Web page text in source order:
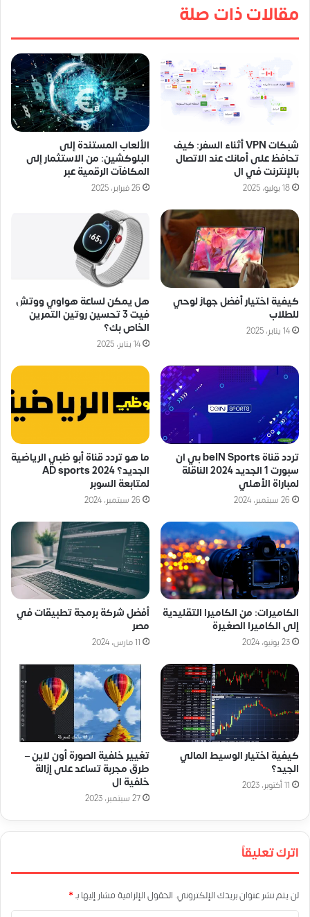
مقالات ذات صلة
شبكات VPN أثناء السفر: كيف
تحافظ على أمانك عند الاتصال
بالإنترنت في ال
18 يوليو، 2025
الألعاب المستندة إلى
البلوكشين: من الاستثمار إلى
المكافآت الرقمية عبر
26 فبراير، 2025
كيفية اختيار أفضل جهاز لوحي
للطلاب
14 يناير، 2025
هل يمكن لساعة هواوي ووتش
فيت 3 تحسين روتين التمرين
الخاص بك؟
14 يناير، 2025
تردد قناة beIN Sports بي ان
سبورت 1 الجديد 2024 الناقلة
لمباراة الأهلي
26 سبتمبر، 2024
ما هو تردد قناة أبو ظبي الرياضية
الجديد؟ AD sports 2024
لمتابعة السوبر
26 سبتمبر، 2024
الكاميرات: من الكاميرا التقليدية
إلى الكاميرا الصغيرة
23 يونيو، 2024
أفضل شركة برمجة تطبيقات في
مصر
11 مارس، 2024
كيفية اختيار الوسيط المالي
الجيد؟
11 أكتوبر، 2023
تغيير خلفية الصورة أون لاين –
طرق مجربة تساعد على إزالة
خلفية ال
27 سبتمبر، 2023
اترك تعليقاً
لن يتم نشر عنوان بريدك الإلكتروني. الحقول الإلزامية مشار إليها بـ*